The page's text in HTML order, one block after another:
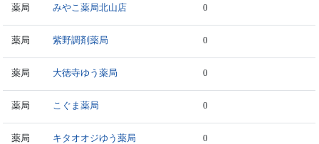
薬局 みやこ薬局北山店 0
薬局 紫野調剤薬局 0
薬局 大徳寺ゆう薬局 0
薬局 こぐま薬局 0
薬局 キタオオジゆう薬局 0